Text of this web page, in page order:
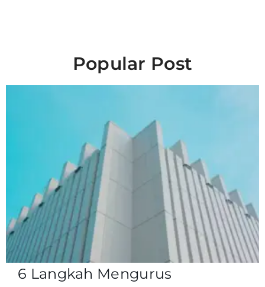
Popular Post
6 Langkah Mengurus